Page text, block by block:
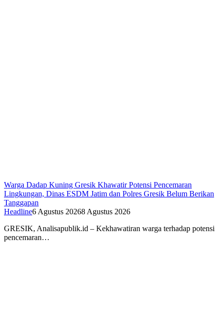
Warga Dadap Kuning Gresik Khawatir Potensi Pencemaran
Lingkungan, Dinas ESDM Jatim dan Polres Gresik Belum Berikan
Tanggapan
Headline6 Agustus 20268 Agustus 2026
GRESIK, Analisapublik.id – Kekhawatiran warga terhadap potensi
pencemaran…